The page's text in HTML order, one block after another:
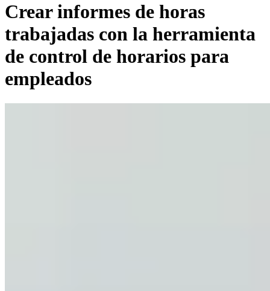
Crear informes de horas
trabajadas con la herramienta
de control de horarios para
empleados